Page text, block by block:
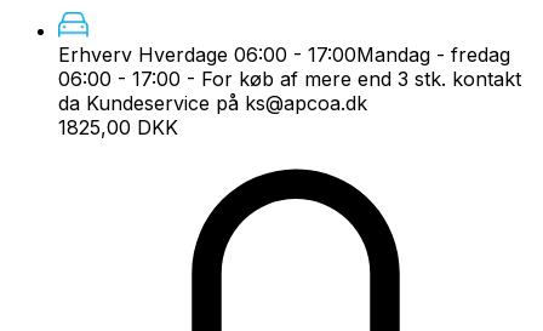
Erhverv Hverdage 06:00 - 17:00Mandag - fredag
06:00 - 17:00 - For køb af mere end 3 stk. kontakt
da Kundeservice på ks@apcoa.dk
1825,00 DKK